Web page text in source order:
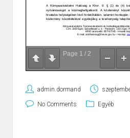
Page 1 / 2
admin.dormand
No Comments Egyéb